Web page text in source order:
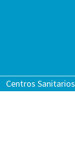
Centros Sanitarios